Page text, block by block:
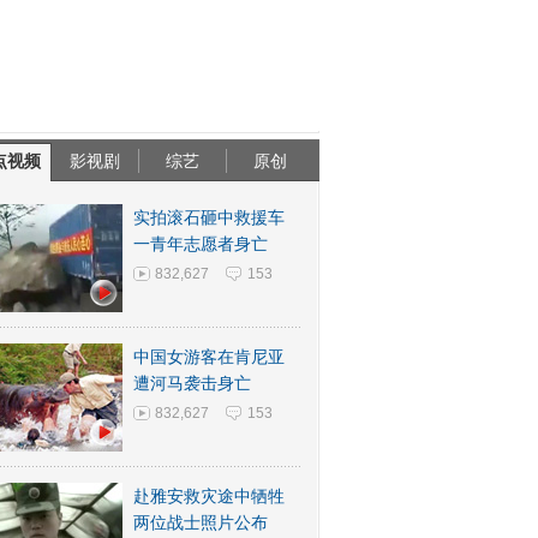
视频 影视剧 综艺 原创
实拍滚石砸中救援车
一青年志愿者身亡
832,627 153
中国女游客在肯尼亚
遭河马袭击身亡
832,627 153
赴雅安救灾途中牺牲
两位战士照片公布